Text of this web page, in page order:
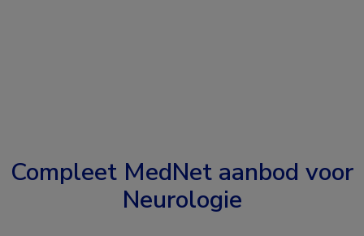
Compleet MedNet aanbod voor
Neurologie